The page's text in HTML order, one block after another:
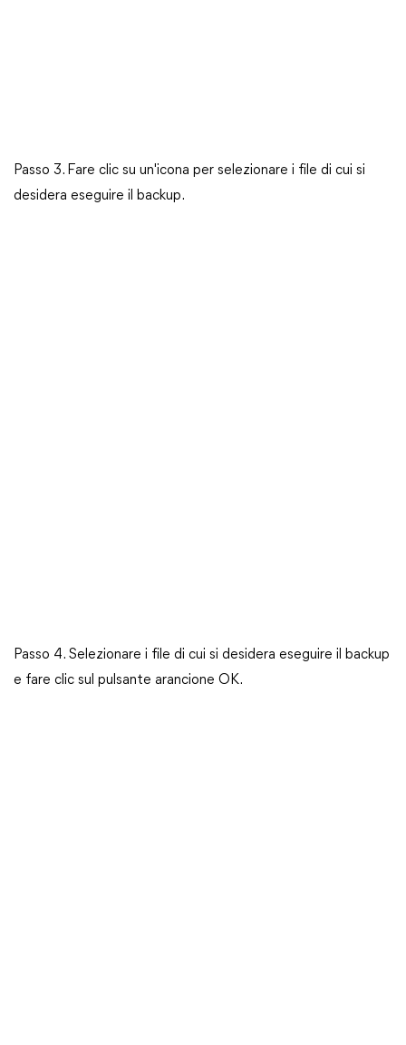
Passo 3. Fare clic su un'icona per selezionare i file di cui si
desidera eseguire il backup.
Passo 4. Selezionare i file di cui si desidera eseguire il backup
e fare clic sul pulsante arancione OK.